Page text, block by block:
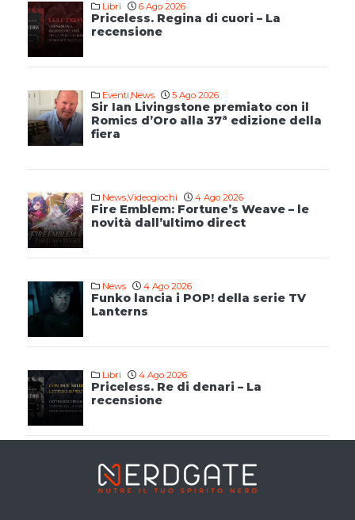
Libri 6 Ago 2026
Priceless. Regina di cuori – La
recensione
Eventi,News 5 Ago 2026
Sir Ian Livingstone premiato con il
Romics d’Oro alla 37ª edizione della
fiera
News,Videogiochi 4 Ago 2026
Fire Emblem: Fortune’s Weave – le
novità dall’ultimo direct
News 4 Ago 2026
Funko lancia i POP! della serie TV
Lanterns
Libri 4 Ago 2026
Priceless. Re di denari – La
recensione